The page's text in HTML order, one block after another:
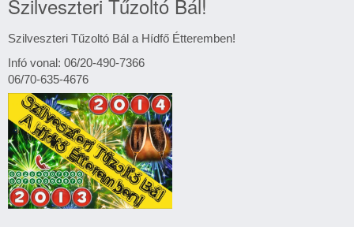
Szilveszteri Tűzoltó Bál!
Szilveszteri Tűzoltó Bál a Hídfő Étteremben!
Infó vonal: 06/20-490-7366
06/70-635-4676